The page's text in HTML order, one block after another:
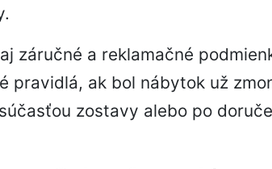
záručné a reklamačné
pravidlá, ak bol nábytok už
zostavy alebo po